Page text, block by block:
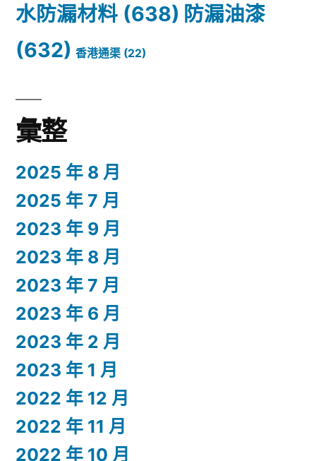
水防漏材料 (638) 防漏油漆
(632) 香港通渠 (22)
彙整
2025 年 8 月
2025 年 7 月
2023 年 9 月
2023 年 8 月
2023 年 7 月
2023 年 6 月
2023 年 2 月
2023 年 1 月
2022 年 12 月
2022 年 11 月
2022 年 10 月